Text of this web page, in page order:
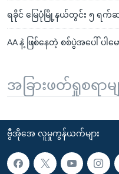
ရခိုင် မြေပုံမြို့နယ်တွင်း ၅ ရက်
AA နဲ့ ဖြစ်နေတဲ့ စစ်ပွဲအပေါ် ပါမ
အခြားဖတ်ရှုစရာမျ
ဗွီအိုအေ လူမှုကွန်ယက်များ